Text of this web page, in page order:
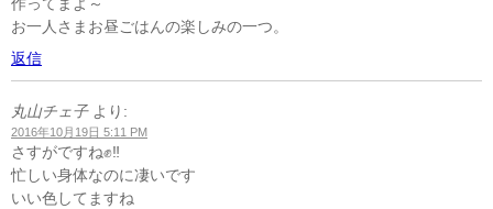
お一人さまお昼ごはんの楽しみの一つ。
返信
丸山チェ子 より:
2016年10月19日 5:11 PM
さすがですね✊‼
忙しい身体なのに凄いです
いい色してますね